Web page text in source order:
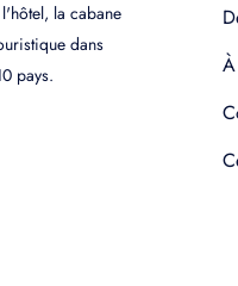
la cabane
dans
pays.